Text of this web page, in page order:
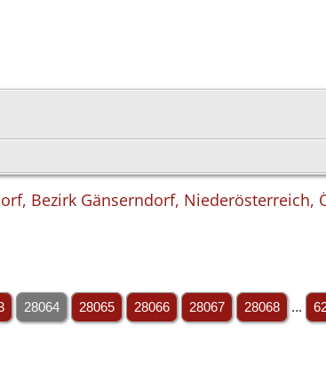
Bezirk Gänserndorf, Niederösterreich,
28064 28065 28066 28067 28068 ...